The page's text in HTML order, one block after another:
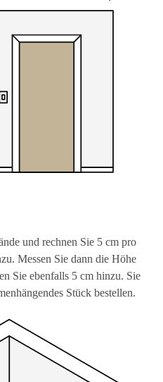
und rechnen Sie 5 cm pro
Messen Sie dann die Höhe
Sie ebenfalls 5 cm hinzu. Sie
Stück bestellen.